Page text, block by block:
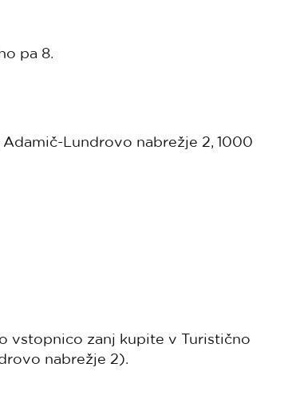
pa 8.
Lundrovo nabrežje 2, 1000
vstopnico zanj kupite v Turistično
nabrežje 2).